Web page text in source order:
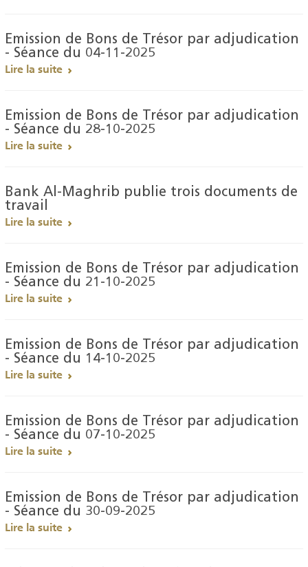
Emission de Bons de Trésor par adjudication
- Séance du 04-11-2025
Lire la suite
Emission de Bons de Trésor par adjudication
- Séance du 28-10-2025
Lire la suite
Bank Al-Maghrib publie trois documents de
travail
Lire la suite
Emission de Bons de Trésor par adjudication
- Séance du 21-10-2025
Lire la suite
Emission de Bons de Trésor par adjudication
- Séance du 14-10-2025
Lire la suite
Emission de Bons de Trésor par adjudication
- Séance du 07-10-2025
Lire la suite
Emission de Bons de Trésor par adjudication
- Séance du 30-09-2025
Lire la suite